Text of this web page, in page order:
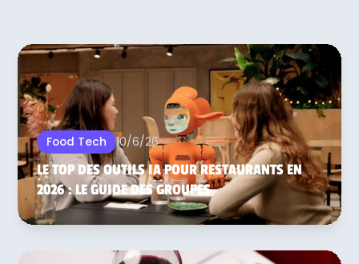
Food Tech 10/6/26
LE TOP DES OUTILS IA POUR RESTAURANTS EN
2026 : LE GUIDE DES GROUPES